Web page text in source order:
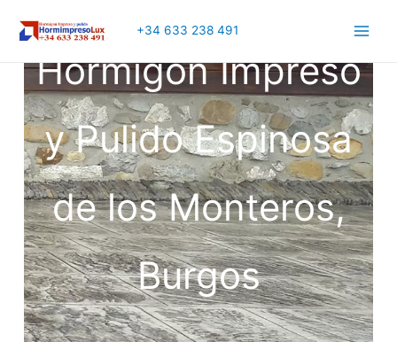
+34 633 238 491
Hormigón Impreso
y Pulido Espinosa
de los Monteros,
Burgos